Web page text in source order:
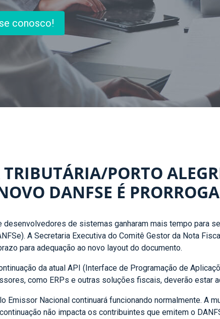
conosco!
TRIBUTÁRIA/PORTO
DANFSE É
de sistemas ganharam mais tempo para
A Secretaria Executiva do Comitê Gestor da Nota
para adequação ao novo layout do documento.
da atual API (Interface de Programação de
como ERPs e outras soluções fiscais, deverão
Emissor Nacional continuará funcionando normalmente. A
não impacta os contribuintes que emitem o